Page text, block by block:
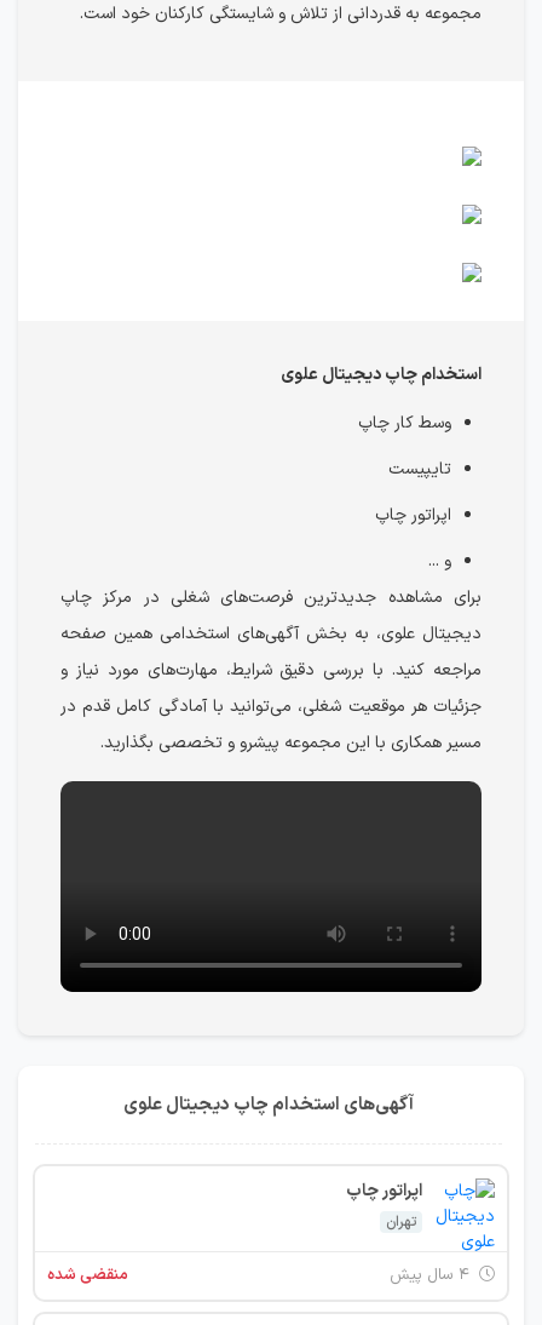
مجموعه به قدردانی از تلاش و شایستگی کارکنان خود است.
استخدام چاپ دیجیتال علوی
وسط کار چاپ
تایپیست
اپراتور چاپ
و ...
برای مشاهده جدیدترین فرصت‌های شغلی در مرکز چاپ
دیجیتال علوی، به بخش آگهی‌های استخدامی همین صفحه
مراجعه کنید. با بررسی دقیق شرایط، مهارت‌های مورد نیاز و
جزئیات هر موقعیت شغلی، می‌توانید با آمادگی کامل قدم در
مسیر همکاری با این مجموعه پیشرو و تخصصی بگذارید.
آگهی‌های استخدام چاپ دیجیتال علوی
اپراتور چاپ
تهران
منقضی شده